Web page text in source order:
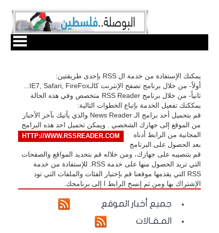
يمكنك الإستفادة من خدمة ال RSS بإحدى طريقتين:
أولاً- من خلال برنامج تصفح الإنترنت كالـIE7, Safari, FireFox...
ثانياً- من خلال برنامج RSS Reader متخصص وفي هذه الحالة
يمككنك تفعيل الخدمة بإتباع الخطوات التالية:
قم بتحميل أحد برامج الـ News Reader والذي يأتيك بآخر الأخبار
من الموقع إلى جهازك الشخصي . ويمكن تحميل احد هذه البرامج
المجانية من الرابط أدناه
HTTP://WWW.RSSREADER.COM
بعد الحصول على البرنامج
قم بتنصيبه على جهازك، ومن خلاله قم بتحديد المواقع والصفحات
التي تريد الحصول منها على خدمة RSS. للإستفادة من خدمة
RSS التي يقدمها موقعنا قم بإختيار الفئات والملفات التي تود
الإشتراك بها ومن ثم إنسخ الرابط ا إلى برنامجك.
جميع أخبار الموقع
المـقـالات